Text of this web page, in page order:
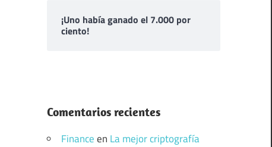
¡Uno había ganado el 7.000 por
ciento!
Comentarios recientes
Financeen La mejor criptografía